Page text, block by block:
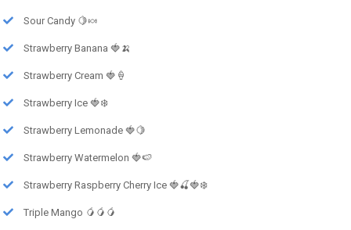
Sour Candy 🍋🍬
Strawberry Banana 🍓🍌
Strawberry Cream 🍓🍦
Strawberry Ice 🍓❄️
Strawberry Lemonade 🍓🍋
Strawberry Watermelon 🍓🍉
Strawberry Raspberry Cherry Ice 🍓🍒🍓❄️
Triple Mango 🥭🥭🥭